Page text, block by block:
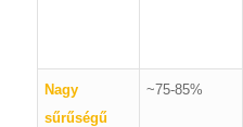
Nagy
sűrűségű
~75-85%